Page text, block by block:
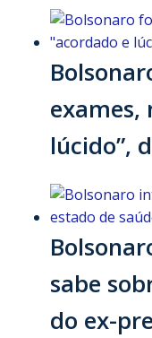
exames,
lúcido”,
sabe
do ex-